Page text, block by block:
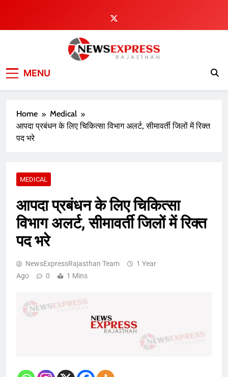
content
MENU
Home
Medical
आपदा प्रबंधन के लिए चिकित्सा विभाग अलर्ट, सीमावर्ती जिलों में रिक्त
पद भरे
MEDICAL
आपदा प्रबंधन के लिए चिकित्सा
विभाग अलर्ट, सीमावर्ती जिलों में रिक्त
पद भरे
NewsExpressRajasthan Team
1 Year
Ago
0 1 Mins